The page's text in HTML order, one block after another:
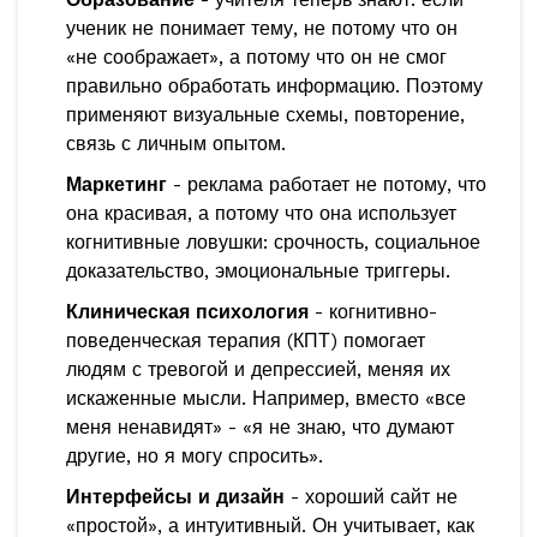
ученик не понимает тему, не потому что он
«не соображает», а потому что он не смог
правильно обработать информацию. Поэтому
применяют визуальные схемы, повторение,
связь с личным опытом.
Маркетинг - реклама работает не потому, что
она красивая, а потому что она использует
когнитивные ловушки: срочность, социальное
доказательство, эмоциональные триггеры.
Клиническая психология - когнитивно-
поведенческая терапия (КПТ) помогает
людям с тревогой и депрессией, меняя их
искаженные мысли. Например, вместо «все
меня ненавидят» - «я не знаю, что думают
другие, но я могу спросить».
Интерфейсы и дизайн - хороший сайт не
«простой», а интуитивный. Он учитывает, как